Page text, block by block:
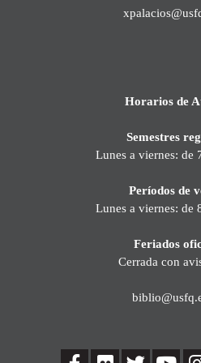
Horarios de
Semestres
Lunes a viernes: de
Períodos de
Lunes a viernes: de
Feriados
Cerrada con